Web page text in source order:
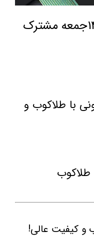
سررسید وزیری سلفونی 1405جمعه مشترک
با طلاکوب و
و کیفیت عالی!